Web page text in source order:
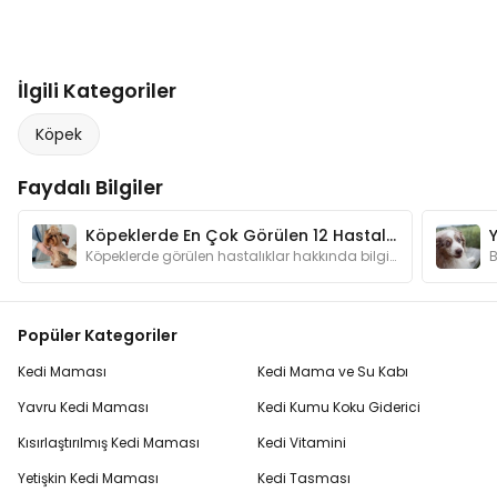
İlgili Kategoriler
Köpek
Faydalı Bilgiler
Köpeklerde En Çok Görülen 12 Hastalık ve Tedavisi
Köpeklerde görülen hastalıklar hakkında bilgi sahibi olmak, erken teşhis açısından oldukça önemlidir.
Popüler Kategoriler
Kedi Maması
Yavru Kedi Maması
Kısırlaştırılmış Kedi Maması
Yetişkin Kedi Maması
Kedi Mama ve Su Kabı
Kedi Kumu Koku Giderici
Kedi Vitamini
Kedi Tasması